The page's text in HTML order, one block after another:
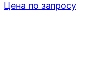
Цена по запросу